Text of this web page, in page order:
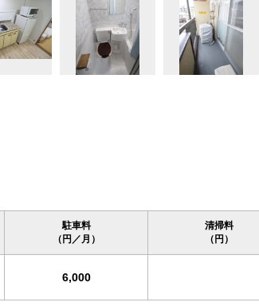
駐車料
（円／月）
清掃料
（円）
6,000